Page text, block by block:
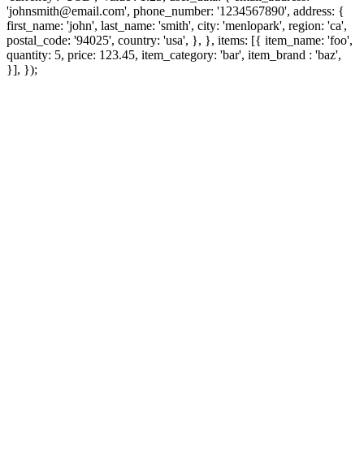
'johnsmith@email.com', phone_number: '1234567890', address: {
first_name: 'john', last_name: 'smith', city: 'menlopark', region: 'ca',
postal_code: '94025', country: 'usa', }, }, items: [{ item_name: 'foo',
quantity: 5, price: 123.45, item_category: 'bar', item_brand : 'baz',
}], });